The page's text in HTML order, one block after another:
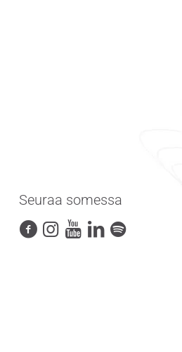
Seuraa somessa